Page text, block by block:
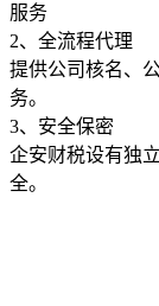
服务
2、全流程代理
提供公司核名、
务。
3、安全保密
企安财税设有独
全。